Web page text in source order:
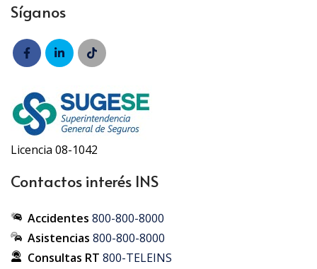
Síganos
Licencia 08-1042
Contactos interés INS
Accidentes 800-800-8000
Asistencias 800-800-8000
Consultas RT 800-TELEINS